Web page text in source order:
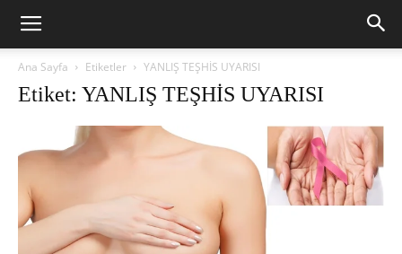
Ana Sayfa Etiketler YANLIŞ TEŞHİS UYARISI
Etiket: YANLIŞ TEŞHİS UYARISI